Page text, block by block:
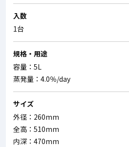
入数
1台
規格・用途
容量：5L
蒸発量：4.0％/day
サイズ
外径：260mm
全高：510mm
内深：470mm